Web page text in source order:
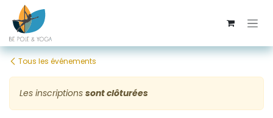
Se rendre au contenu
Tous les événements
Les inscriptions sont clôturées